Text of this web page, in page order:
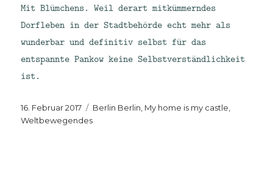
Mit Blümchens. Weil derart mitkümmerndes
Dorfleben in der Stadtbehörde echt mehr als
wunderbar und definitiv selbst für das
entspannte Pankow keine Selbstverständlichkeit
ist.
Veröffentlicht
am
16. Februar 2017 Kategorien
Berlin Berlin My home is my castle
Weltbewegendes